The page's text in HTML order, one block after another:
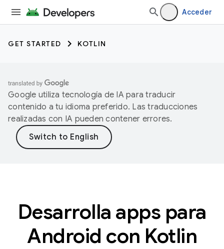
Acceder
GET STARTED KOTLIN
Google utiliza tecnología de IA para traducir
contenido a tu idioma preferido. Las traducciones
realizadas con IA pueden contener errores.
Desarrolla apps para
Android con Kotlin